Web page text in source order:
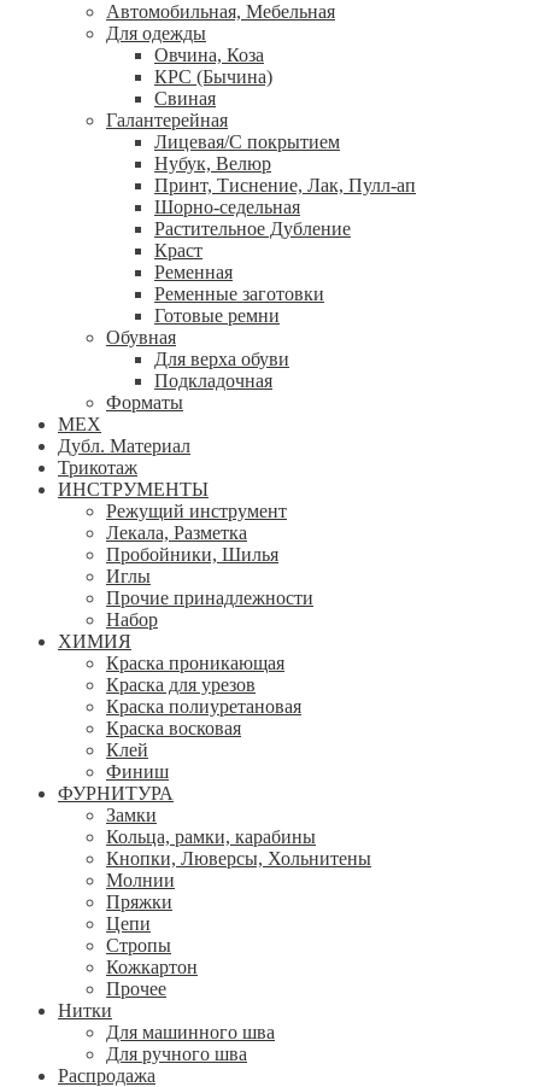
Автомобильная, Мебельная
Для одежды
Овчина, Коза
КРС (Бычина)
Свиная
Галантерейная
Лицевая/С покрытием
Нубук, Велюр
Принт, Тиснение, Лак, Пулл-ап
Шорно-седельная
Растительное Дубление
Краст
Ременная
Ременные заготовки
Готовые ремни
Обувная
Для верха обуви
Подкладочная
Форматы
МЕХ
Дубл. Материал
Трикотаж
ИНСТРУМЕНТЫ
Режущий инструмент
Лекала, Разметка
Пробойники, Шилья
Иглы
Прочие принадлежности
Набор
ХИМИЯ
Краска проникающая
Краска для урезов
Краска полиуретановая
Краска восковая
Клей
Финиш
ФУРНИТУРА
Замки
Кольца, рамки, карабины
Кнопки, Люверсы, Хольнитены
Молнии
Пряжки
Цепи
Стропы
Кожкартон
Прочее
Нитки
Для машинного шва
Для ручного шва
Распродажа